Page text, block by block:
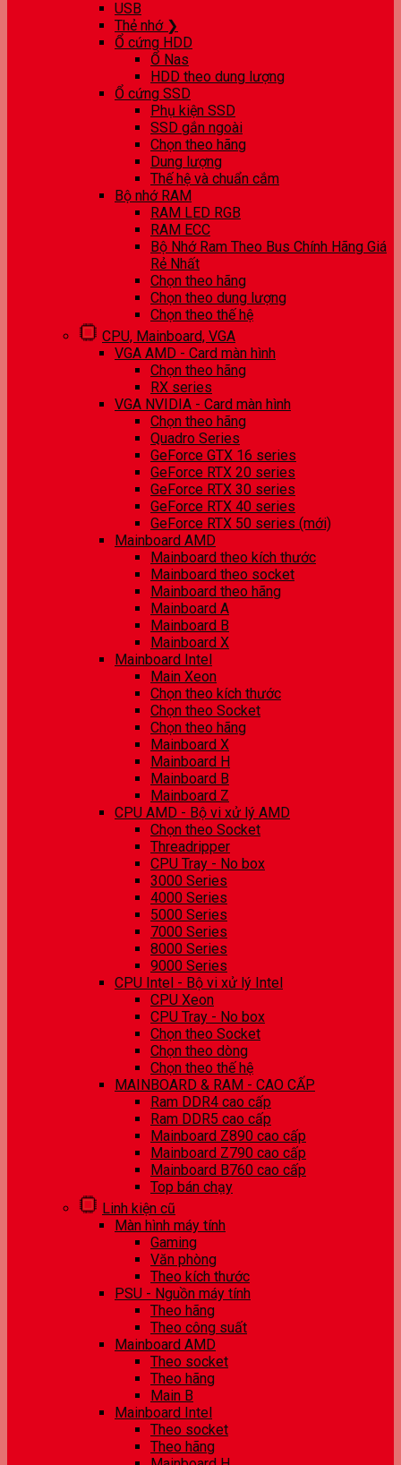
USB
Thẻ nhớ ❯
Ổ cứng HDD
Ổ Nas
HDD theo dung lượng
Ổ cứng SSD
Phụ kiện SSD
SSD gắn ngoài
Chọn theo hãng
Dung lượng
Thế hệ và chuẩn cắm
Bộ nhớ RAM
RAM LED RGB
RAM ECC
Bộ Nhớ Ram Theo Bus Chính Hãng Giá
Rẻ Nhất
Chọn theo hãng
Chọn theo dung lượng
Chọn theo thế hệ
CPU, Mainboard, VGA
VGA AMD - Card màn hình
Chọn theo hãng
RX series
VGA NVIDIA - Card màn hình
Chọn theo hãng
Quadro Series
GeForce GTX 16 series
GeForce RTX 20 series
GeForce RTX 30 series
GeForce RTX 40 series
GeForce RTX 50 series (mới)
Mainboard AMD
Mainboard theo kích thước
Mainboard theo socket
Mainboard theo hãng
Mainboard A
Mainboard B
Mainboard X
Mainboard Intel
Main Xeon
Chọn theo kích thước
Chọn theo Socket
Chọn theo hãng
Mainboard X
Mainboard H
Mainboard B
Mainboard Z
CPU AMD - Bộ vi xử lý AMD
Chọn theo Socket
Threadripper
CPU Tray - No box
3000 Series
4000 Series
5000 Series
7000 Series
8000 Series
9000 Series
CPU Intel - Bộ vi xử lý Intel
CPU Xeon
CPU Tray - No box
Chọn theo Socket
Chọn theo dòng
Chọn theo thế hệ
MAINBOARD & RAM - CAO CẤP
Ram DDR4 cao cấp
Ram DDR5 cao cấp
Mainboard Z890 cao cấp
Mainboard Z790 cao cấp
Mainboard B760 cao cấp
Top bán chạy
Linh kiện cũ
Màn hình máy tính
Gaming
Văn phòng
Theo kích thước
PSU - Nguồn máy tính
Theo hãng
Theo công suất
Mainboard AMD
Theo socket
Theo hãng
Main B
Mainboard Intel
Theo socket
Theo hãng